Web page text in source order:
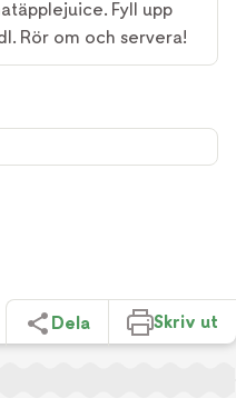
Fyll upp
Rör om och servera!
Dela Skriv ut